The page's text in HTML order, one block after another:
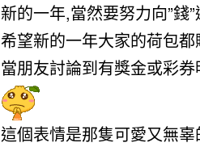
新的一年,當然要努力向”錢
希望新的一年大家的荷包
當朋友討論到有獎金或彩
這個表情是那隻可愛又無